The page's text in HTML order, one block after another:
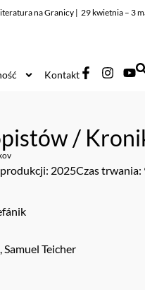
na Granicy | 29 kwietnia – 3
Kontakt
/
2025Czas trwania:
Teicher